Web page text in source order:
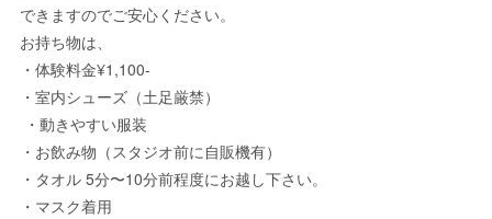
できますのでご安心ください。
お持ち物は、
・体験料金¥1,100-
・室内シューズ（土足厳禁）
・動きやすい服装
・お飲み物（スタジオ前に自販機有）
・タオル 5分〜10分前程度にお越し下さい。
・マスク着用